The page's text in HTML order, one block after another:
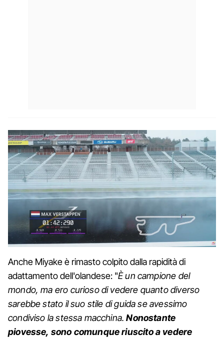
Anche Miyake è rimasto colpito dalla rapidità di
adattamento dell'olandese: "È un campione del
mondo, ma ero curioso di vedere quanto diverso
sarebbe stato il suo stile di guida se avessimo
condiviso la stessa macchina.Nonostante
piovesse, sono comunque riuscito a vedere